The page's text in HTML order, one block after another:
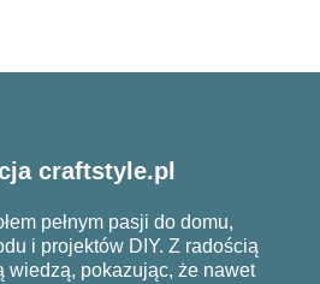
craftstyle.pl
pełnym pasji do domu,
i projektów DIY. Z radością
wiedzą, pokazując, że nawet